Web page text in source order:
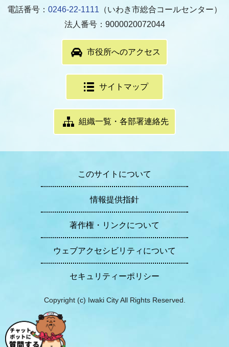
電話番号： 0246-22-1111 （いわき市総合コールセンター）
法人番号：9000020072044
市役所へのアクセス
サイトマップ
組織一覧・各部署連絡先
このサイトについて
情報提供指針
著作権・リンクについて
ウェブアクセシビリティについて
セキュリティーポリシー
Copyright (c) Iwaki City All Rights Reserved.